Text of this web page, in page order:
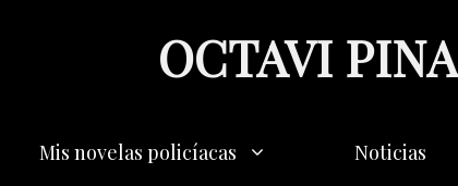
OCTAVI PINA
Mis novelas policíacas Noticias